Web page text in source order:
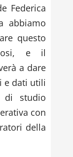
Federica
abbiamo
questo
e il
a dare
e dati utili
di studio
con
della